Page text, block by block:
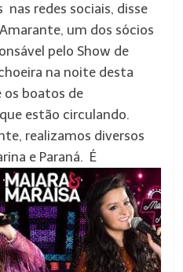
nas redes sociais, disse
um dos sócios
pelo Show de
na noite desta
os boatos de
estão circulando.
realizamos diversos
e Paraná. É